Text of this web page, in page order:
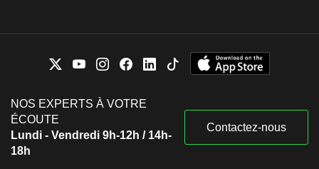
NOS EXPERTS À VOTRE
ÉCOUTE
Lundi - Vendredi 9h-12h / 14h-
18h
Contactez-nous